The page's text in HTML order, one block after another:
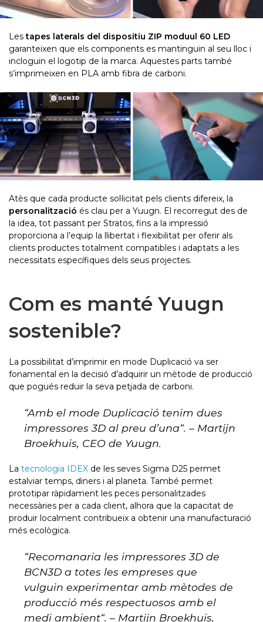
Lestapes laterals del dispositiu ZIP moduul 60 LED
garanteixen que els components es mantinguin al seu lloc i
incloguin el logotip de la marca. Aquestes parts també
s’imprimeixen en PLA amb fibra de carboni.
Atès que cada producte sol·licitat pels clients difereix, la
personalització és clau per a Yuugn. El recorregut des de
la idea, tot passant per Stratos, fins a la impressió
proporciona a l’equip la llibertat i flexibilitat per oferir als
clients productes totalment compatibles i adaptats a les
necessitats específiques dels seus projectes.
Com es manté Yuugn
sostenible?
La possibilitat d’imprimir en mode Duplicació va ser
fonamental en la decisió d’adquirir un mètode de producció
que pogués reduir la seva petjada de carboni.
“Amb el mode Duplicació tenim dues
impressores 3D al preu d’una“. – Martijn
Broekhuis, CEO de Yuugn.
La tecnologia IDEX de les seves Sigma D25 permet
estalviar temps, diners i al planeta. També permet
prototipar ràpidament les peces personalitzades
necessàries per a cada client, alhora que la capacitat de
produir localment contribueix a obtenir una manufacturació
més ecològica.
“Recomanaria les impressores 3D de
BCN3D a totes les empreses que
vulguin experimentar amb mètodes de
producció més respectuosos amb el
medi ambient“. – Martijn Broekhuis,